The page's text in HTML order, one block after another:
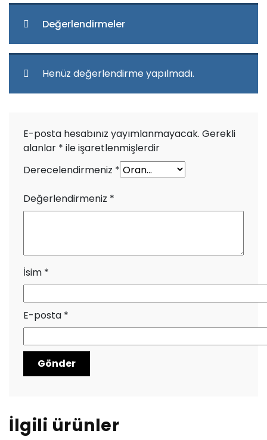
Değerlendirmeler
Henüz değerlendirme yapılmadı.
E-posta hesabınız yayımlanmayacak. Gerekli
alanlar * ile işaretlenmişlerdir
Derecelendirmeniz *
Değerlendirmeniz *
İsim *
E-posta *
İlgili ürünler